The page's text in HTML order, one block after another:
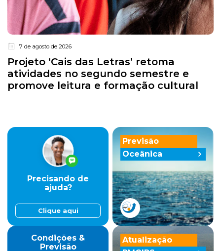
7 de agosto de 2026
Projeto ‘Cais das Letras’ retoma
atividades no segundo semestre e
promove leitura e formação cultural
Previsão
Oceânica
Precisando de
ajuda?
Clique aqui
Condições &
Previsão
Atualização